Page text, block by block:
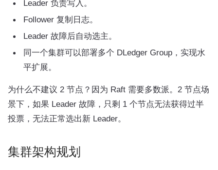
Leader 负责写入。
Follower 复制日志。
Leader 故障后自动选主。
同一个集群可以部署多个 DLedger Group，实现水
平扩展。
为什么不建议 2 节点？因为 Raft 需要多数派。2 节点场
景下，如果 Leader 故障，只剩 1 个节点无法获得过半
投票，无法正常选出新 Leader。
集群架构规划